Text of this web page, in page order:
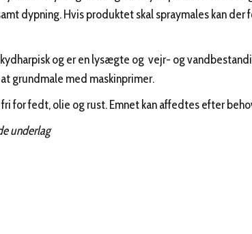
dypning. Hvis produktet skal spraymales kan
og er en lysægte og vejr- og
grundmale med maskinprimer.
for fedt, olie og rust. Emnet kan affedtes efter
underlag